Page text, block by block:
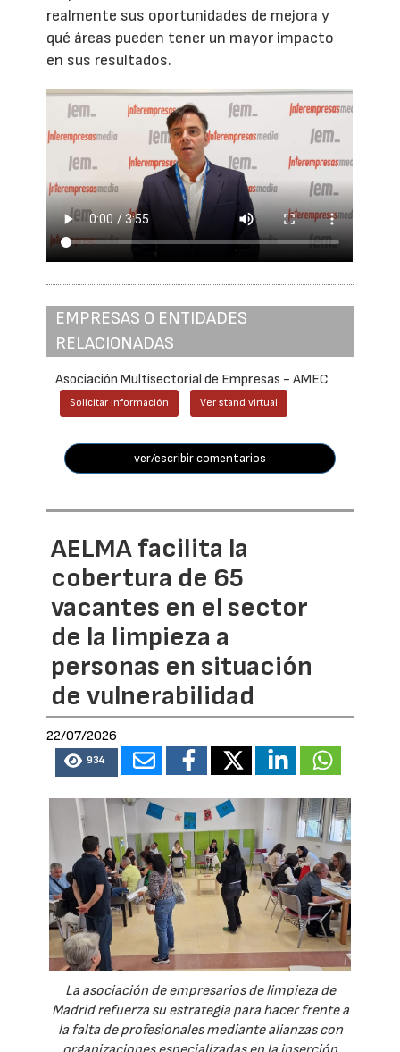
realmente sus oportunidades de mejora y
qué áreas pueden tener un mayor impacto
en sus resultados.
EMPRESAS O ENTIDADES
RELACIONADAS
Asociación Multisectorial de Empresas - AMEC
Solicitar información Ver stand virtual
ver/escribir comentarios
AELMA facilita la
cobertura de 65
vacantes en el sector
de la limpieza a
personas en situación
de vulnerabilidad
22/07/2026
934
La asociación de empresarios de limpieza de
Madrid refuerza su estrategia para hacer frente a
la falta de profesionales mediante alianzas con